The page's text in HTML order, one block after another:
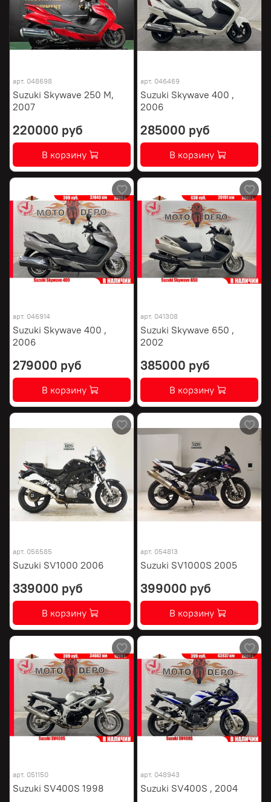
арт. 048698
Suzuki Skywave 250 M,
2007
220000 руб
В корзину
арт. 046469
Suzuki Skywave 400 ,
2006
285000 руб
В корзину
арт. 046914
Suzuki Skywave 400 ,
2006
279000 руб
В корзину
арт. 041308
Suzuki Skywave 650 ,
2002
385000 руб
В корзину
арт. 056585
Suzuki SV1000 2006
339000 руб
В корзину
арт. 054813
Suzuki SV1000S 2005
399000 руб
В корзину
арт. 051150
Suzuki SV400S 1998
арт. 048943
Suzuki SV400S , 2004